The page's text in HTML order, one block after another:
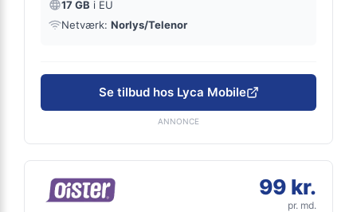
17 GB i EU
Netværk: Norlys/Telenor
Se tilbud hos Lyca Mobile
ANNONCE
99 kr.
pr. md.